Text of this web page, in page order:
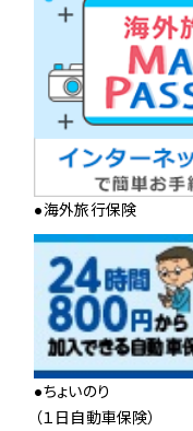
●海外旅行保険
●ちょいのり
（１日自動車保険）